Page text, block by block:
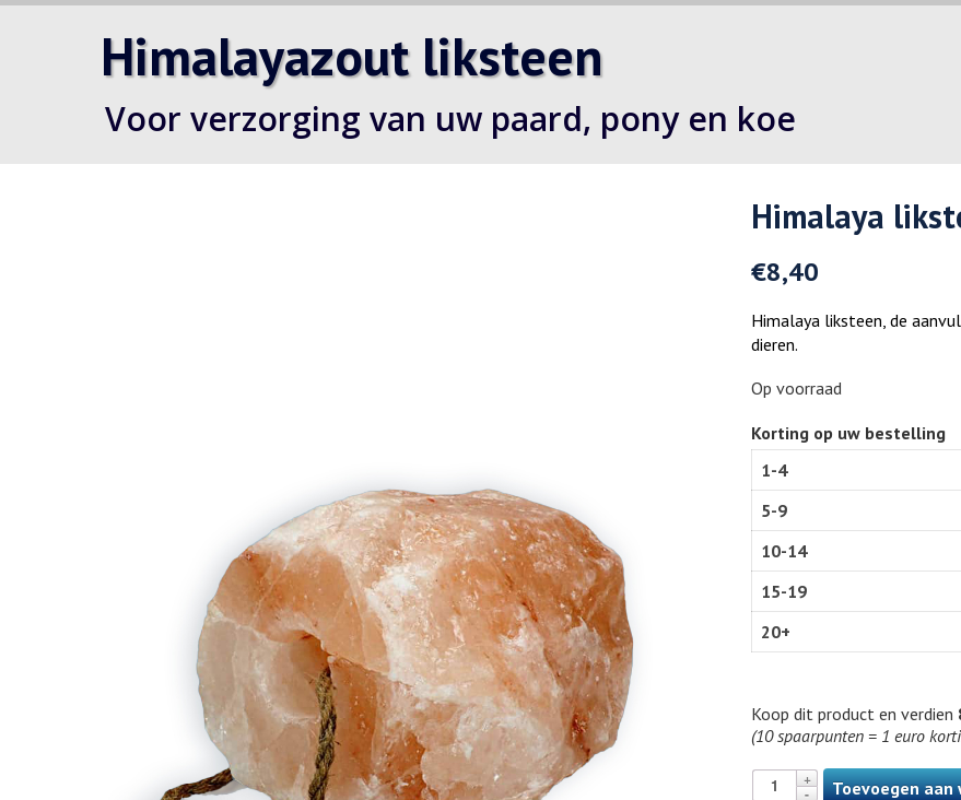
Himalayazout liksteen
Voor verzorging van uw paard, pony en koe
Himalaya
€8,40
Himalaya liksteen, de
dieren.
Op voorraad
Korting op uw bestelling
1-4
5-9
10-14
15-19
20+
Koop dit product en verdien
(10 spaarpunten = 1 euro
Toevoegen